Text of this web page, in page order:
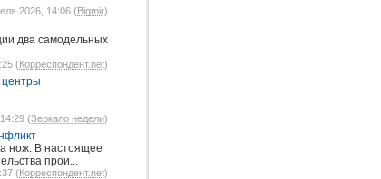
2026, 14:06 (Bigmir)
два самодельных
(Корреспондент.net)
(Зеркало недели)
нож. В настоящее
прои...
(Корреспондент.net)